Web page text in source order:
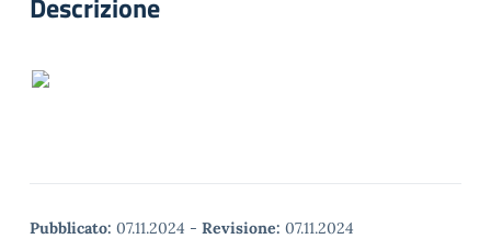
Pubblicato: 07.11.2024 - Revisione: 07.11.2024